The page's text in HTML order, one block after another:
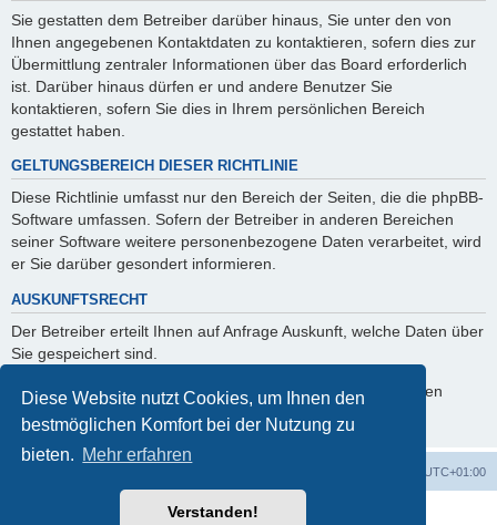
Diese Website nutzt Cookies, um Ihnen den
bestmöglichen Komfort bei der Nutzung zu
bieten. Mehr erfahren
Verstanden!
Sie gestatten dem Betreiber darüber hinaus, Sie unter den von
Ihnen angegebenen Kontaktdaten zu kontaktieren, sofern dies zur
Übermittlung zentraler Informationen über das Board erforderlich
ist. Darüber hinaus dürfen er und andere Benutzer Sie
kontaktieren, sofern Sie dies in Ihrem persönlichen Bereich
gestattet haben.
GELTUNGSBEREICH DIESER RICHTLINIE
Diese Richtlinie umfasst nur den Bereich der Seiten, die die phpBB-
Software umfassen. Sofern der Betreiber in anderen Bereichen
seiner Software weitere personenbezogene Daten verarbeitet, wird
er Sie darüber gesondert informieren.
AUSKUNFTSRECHT
Der Betreiber erteilt Ihnen auf Anfrage Auskunft, welche Daten über
Sie gespeichert sind.
Sie können jederzeit die Löschung bzw. Sperrung Ihrer Daten
verlangen. Kontaktieren Sie hierzu bitte den Betreiber.
UTC+01:00
Powered byphpBB® Forum Software © phpBB Limited